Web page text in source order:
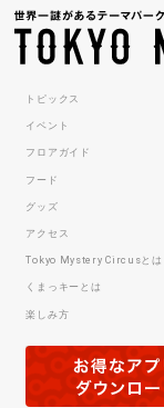
トピックス
イベント
フロアガイド
フード
グッズ
アクセス
Tokyo Mystery Circusとは
くまっキーとは
楽しみ方